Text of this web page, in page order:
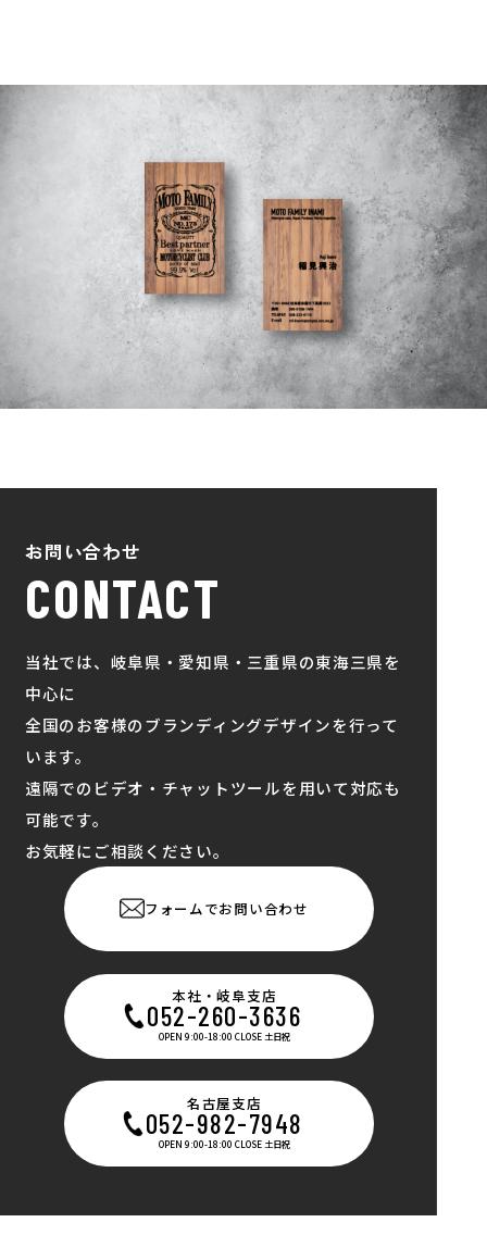
お問い合わせ
CONTACT
当社では、岐阜県・愛知県・三重県の東海三県を
中心に
全国のお客様のブランディングデザインを行って
います。
遠隔でのビデオ・チャットツールを用いて対応も
可能です。
お気軽にご相談ください。
フォームでお問い合わせ
本社・岐阜支店
052-260-3636
OPEN 9:00-18:00 CLOSE 土日祝
名古屋支店
052-982-7948
OPEN 9:00-18:00 CLOSE 土日祝